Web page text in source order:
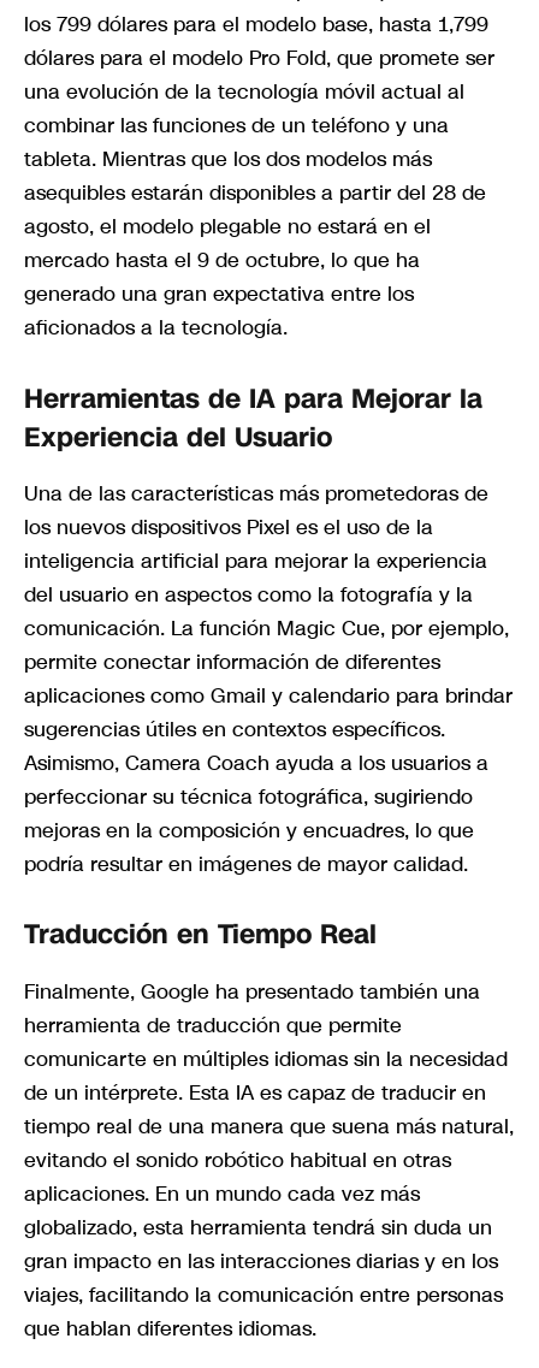
los 799 dólares para el modelo base, hasta 1,799
dólares para el modelo Pro Fold, que promete ser
una evolución de la tecnología móvil actual al
combinar las funciones de un teléfono y una
tableta. Mientras que los dos modelos más
asequibles estarán disponibles a partir del 28 de
agosto, el modelo plegable no estará en el
mercado hasta el 9 de octubre, lo que ha
generado una gran expectativa entre los
aficionados a la tecnología.
Herramientas de IA para Mejorar la
Experiencia del Usuario
Una de las características más prometedoras de
los nuevos dispositivos Pixel es el uso de la
inteligencia artificial para mejorar la experiencia
del usuario en aspectos como la fotografía y la
comunicación. La función Magic Cue, por ejemplo,
permite conectar información de diferentes
aplicaciones como Gmail y calendario para brindar
sugerencias útiles en contextos específicos.
Asimismo, Camera Coach ayuda a los usuarios a
perfeccionar su técnica fotográfica, sugiriendo
mejoras en la composición y encuadres, lo que
podría resultar en imágenes de mayor calidad.
Traducción en Tiempo Real
Finalmente, Google ha presentado también una
herramienta de traducción que permite
comunicarte en múltiples idiomas sin la necesidad
de un intérprete. Esta IA es capaz de traducir en
tiempo real de una manera que suena más natural,
evitando el sonido robótico habitual en otras
aplicaciones. En un mundo cada vez más
globalizado, esta herramienta tendrá sin duda un
gran impacto en las interacciones diarias y en los
viajes, facilitando la comunicación entre personas
que hablan diferentes idiomas.